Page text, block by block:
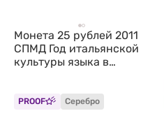
Монета 25 рублей 2011
СПМД Год итальянской
культуры языка в
PROOF Серебро